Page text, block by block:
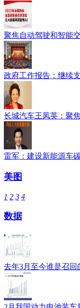
聚焦自动驾驶和智能
政府工作报告：继续
长城汽车王凤英：聚
雷军：建设新能源车
美图
1 2 3 4
数据
去年3月至今谁是召回